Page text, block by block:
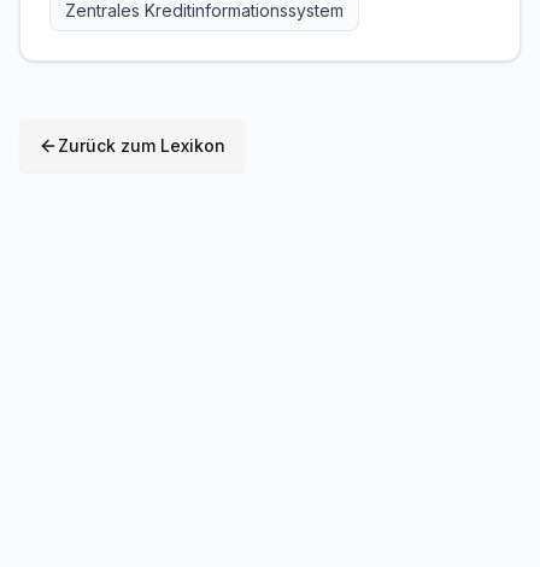
Zentrales Kreditinformationssystem
Zurück zum Lexikon